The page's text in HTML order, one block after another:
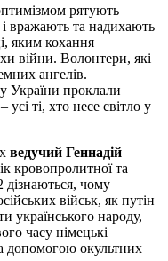
рятують
вражають та надихають
яким кохання
війни. Волонтери, які
ангелів.
України проклали
ті, хто несе світло у
ведучий Геннадій
кровопролитної та
дізнаються, чому
військ, як путін
українського народу,
часу німецькі
допомогою окультних